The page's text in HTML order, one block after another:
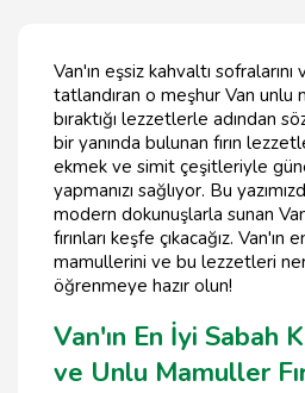
Van'ın eşsiz kahvaltı sofralarını
tatlandıran o meşhur Van unlu
bıraktığı lezzetlerle adından
bir yanında bulunan fırın
ekmek ve simit çeşitleriyle
yapmanızı sağlıyor. Bu
modern dokunuşlarla sunan
fırınları keşfe çıkacağız. Van'ın
mamullerini ve bu lezzetleri
öğrenmeye hazır olun!
Van'ın En İyi Sabah
ve Unlu Mamuller